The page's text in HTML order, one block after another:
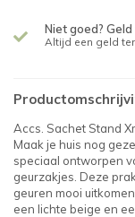
Niet goed? Geld
Altijd een geld
Accs. Sachet Stand
Maak je huis nog
speciaal ontworpen
geurzakjes. Deze
geuren mooi
een lichte beige en